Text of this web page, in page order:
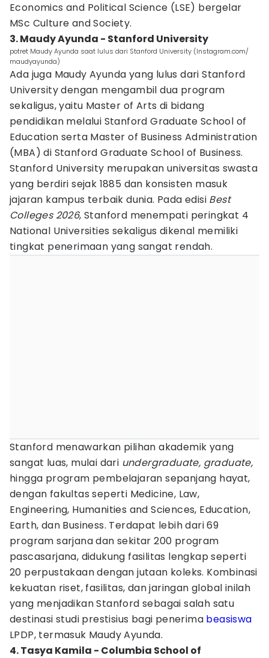
Economics and Political Science (LSE) bergelar
MSc Culture and Society.
3. Maudy Ayunda - Stanford University
potret Maudy Ayunda saat lulus dari Stanford University (Instagram.com/
maudyayunda)
Ada juga Maudy Ayunda yang lulus dari Stanford
University dengan mengambil dua program
sekaligus, yaitu Master of Arts di bidang
pendidikan melalui Stanford Graduate School of
Education serta Master of Business Administration
(MBA) di Stanford Graduate School of Business.
Stanford University merupakan universitas swasta
yang berdiri sejak 1885 dan konsisten masuk
jajaran kampus terbaik dunia. Pada edisi Best
Colleges 2026, Stanford menempati peringkat 4
National Universities sekaligus dikenal memiliki
tingkat penerimaan yang sangat rendah.
Stanford menawarkan pilihan akademik yang
sangat luas, mulai dari undergraduate, graduate,
hingga program pembelajaran sepanjang hayat,
dengan fakultas seperti Medicine, Law,
Engineering, Humanities and Sciences, Education,
Earth, dan Business. Terdapat lebih dari 69
program sarjana dan sekitar 200 program
pascasarjana, didukung fasilitas lengkap seperti
20 perpustakaan dengan jutaan koleks. Kombinasi
kekuatan riset, fasilitas, dan jaringan global inilah
yang menjadikan Stanford sebagai salah satu
destinasi studi prestisius bagi penerima beasiswa
LPDP, termasuk Maudy Ayunda.
4. Tasya Kamila - Columbia School of